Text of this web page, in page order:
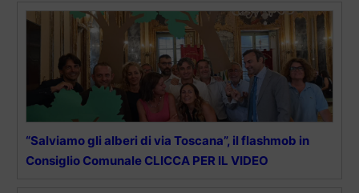
“Salviamo gli alberi di via Toscana”, il flashmob in
Consiglio Comunale CLICCA PER IL VIDEO